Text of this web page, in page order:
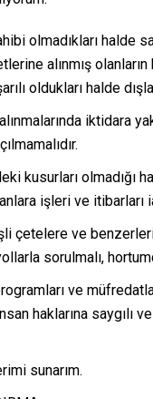
olmadıkları halde
alınmış
oldukları halde
iktidara
kusurları olmadığı
işleri ve
çetelere ve
sorulmalı,
ve
haklarına
sunarım.